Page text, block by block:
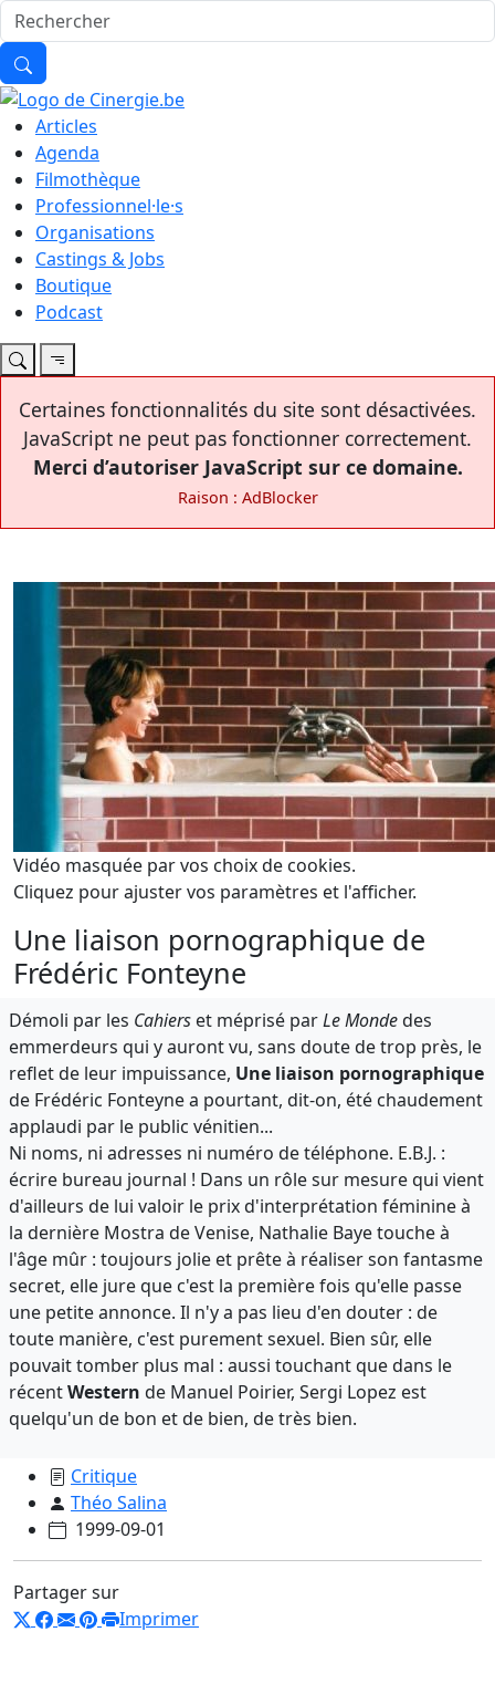
Articles
Agenda
Filmothèque
Professionnel·le·s
Organisations
Castings & Jobs
Boutique
Podcast
Certaines fonctionnalités du site sont désactivées.
JavaScript ne peut pas fonctionner correctement.
Merci d’autoriser JavaScript sur ce domaine.
Raison : AdBlocker
Vidéo masquée par vos choix de cookies.
Cliquez pour ajuster vos paramètres et l'afficher.
Une liaison pornographique de
Frédéric Fonteyne
Démoli par les Cahiers et méprisé parLe Mondedes
emmerdeurs qui y auront vu, sans doute de trop près, le
reflet de leur impuissance, Une liaison pornographique
de Frédéric Fonteyne a pourtant, dit-on, été chaudement
applaudi par le public vénitien...
Ni noms, ni adresses ni numéro de téléphone. E.B.J. :
écrire bureau journal ! Dans un rôle sur mesure qui vient
d'ailleurs de lui valoir le prix d'interprétation féminine à
la dernière Mostra de Venise, Nathalie Baye touche à
l'âge mûr : toujours jolie et prête à réaliser son fantasme
secret, elle jure que c'est la première fois qu'elle passe
une petite annonce. Il n'y a pas lieu d'en douter : de
toute manière, c'est purement sexuel. Bien sûr, elle
pouvait tomber plus mal : aussi touchant que dans le
récentWestern de Manuel Poirier, Sergi Lopez est
quelqu'un de bon et de bien, de très bien.
Critique
Théo Salina
1999-09-01
Partager sur
Imprimer